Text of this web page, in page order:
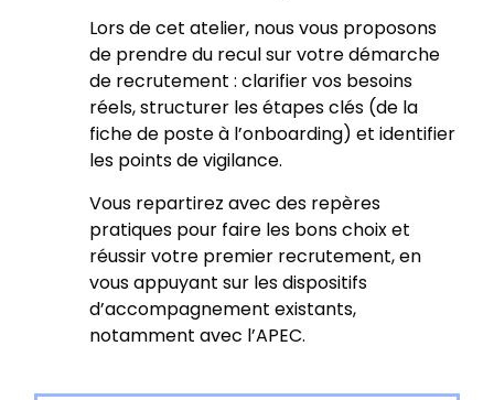
Lors de cet atelier, nous vous proposons
de prendre du recul sur votre démarche
de recrutement : clarifier vos besoins
réels, structurer les étapes clés (de la
fiche de poste à l’onboarding) et identifier
les points de vigilance.
Vous repartirez avec des repères
pratiques pour faire les bons choix et
réussir votre premier recrutement, en
vous appuyant sur les dispositifs
d’accompagnement existants,
notamment avec l’APEC.